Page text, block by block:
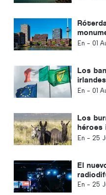
a las
En - 01
Los
todo el
En - 01
Los
héroes
En - 25
El
En - 25